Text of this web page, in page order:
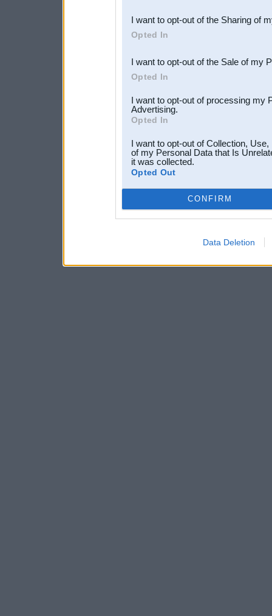
Downstream Participants
third parties.
I want to opt-out of the Sharing of
Opted In
I want to opt-out of the Sale of my
Opted In
I want to opt-out of processing my
Advertising.
Opted In
I want to opt-out of Collection,
of my Personal Data that Is
it was collected.
Opted Out
CONFIRM
Data Deletion